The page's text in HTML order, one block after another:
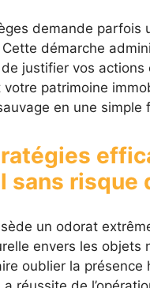
demande parfois
démarche
justifier vos
votre patrimoine
en une simple
sans risque
un odorat
envers les objets
oublier la présence